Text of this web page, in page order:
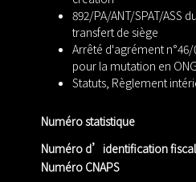
892/PA/ANT/SPAT/ASS
transfert de siège
Arrêté d'agrément n°46/
pour la mutation en ONG
Statuts Règlement
Numéro statistique
Numéro d’identification
Numéro CNAPS